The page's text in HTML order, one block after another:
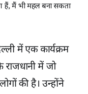
हैं, मैं भी महल बना सकता
में एक कार्यक्रम
में जो
की है। उन्होंने